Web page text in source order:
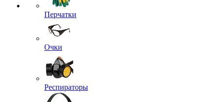
Перчатки
Очки
Респираторы